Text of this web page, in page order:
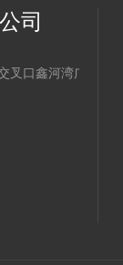
司
叉口鑫河湾广场